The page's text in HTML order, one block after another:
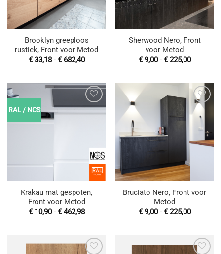
Brooklyn greeploos
rustiek, Front voor Metod
€33,18 - €682,40Prijsklasse:
Sherwood Nero, Front
voor Metod
€9,00 - €225,00
RAL / NCS
Toevoegen
Krakau mat gespoten,
Front voor Metod
€10,90 - €462,98Prijsklasse:
Toevoegen
wenslijst
Bruciato Nero, Front voor
Metod
€9,00 - €225,00